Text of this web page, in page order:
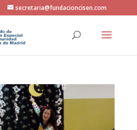
secretaria@fundacioncisen.com